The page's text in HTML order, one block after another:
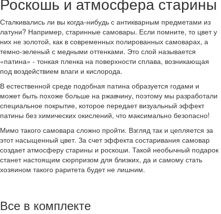
Сталкивались ли вы когда-нибудь с антикварным предметами из
латуни? Например, старинные самовары. Если помните, то цвет у
них не золотой, как в современных полированных самоварах, а
темно-зеленый с медными оттенками. Это слой называется
«патина» - тонкая пленка на поверхности сплава, возникающая
под воздействием влаги и кислорода.
В естественной среде подобная патина образуется годами и
может быть похоже больше на ржавчину, поэтому мы разработали
специальное покрытие, которое передает визуальный эффект
патины без химических окислений, что максимально безопасно!
Мимо такого самовара сложно пройти. Взгляд так и цепляется за
этот насыщенный цвет. За счет эффекта состаривания самовар
создает атмосферу старины и роскоши. Такой необычный подарок
станет настоящим сюрпризом для близких, да и самому стать
хозяином такого раритета будет не лишним.
Все в комплекте